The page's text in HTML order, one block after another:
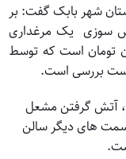
شهر بابک گفت: بر
سوزی یک مرغداری
بالغ بر ۲۰۰ تا ۲۵۰ میلیون تومان است که توسط
بررسی است.
آتش گرفتن مشعل
های دیگر سالن